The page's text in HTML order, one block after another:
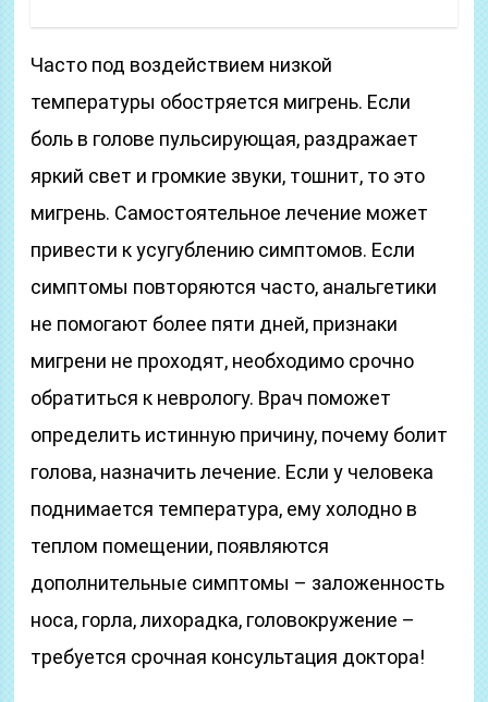
Часто под воздействием низкой
температуры обостряется мигрень. Если
боль в голове пульсирующая, раздражает
яркий свет и громкие звуки, тошнит, то это
мигрень. Самостоятельное лечение может
привести к усугублению симптомов. Если
симптомы повторяются часто, анальгетики
не помогают более пяти дней, признаки
мигрени не проходят, необходимо срочно
обратиться к неврологу. Врач поможет
определить истинную причину, почему болит
голова, назначить лечение. Если у человека
поднимается температура, ему холодно в
теплом помещении, появляются
дополнительные симптомы – заложенность
носа, горла, лихорадка, головокружение –
требуется срочная консультация доктора!